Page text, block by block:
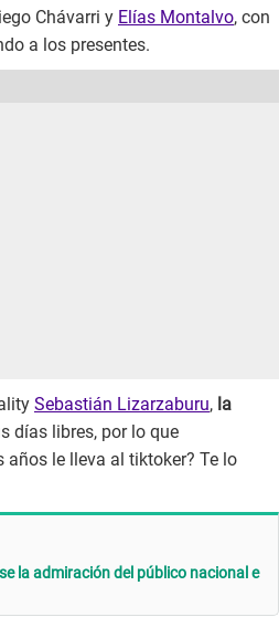
Chávarri y Elías Montalvo, con
a los presentes.
Sebastián Lizarzaburu, la
días libres, por lo que
le lleva al tiktoker? Te lo
la admiración del público nacional e